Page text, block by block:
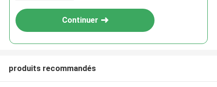
Continuer
produits recommandés